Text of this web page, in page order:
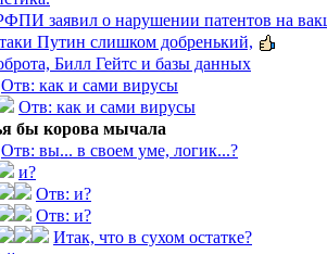
заявил о нарушении патентов на
Путин слишком добренький,
Билл Гейтс и базы данных
Отв: как и сами вирусы
Отв: как и сами вирусы
бы корова мычала
Отв: вы... в своем уме, логик...?
и?
Отв: и?
Отв: и?
Итак, что в сухом остатке?